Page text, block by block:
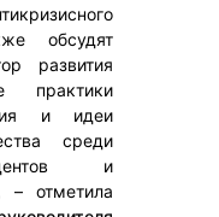
обсудят
развития
практики
и идеи
среди
и
– отметила